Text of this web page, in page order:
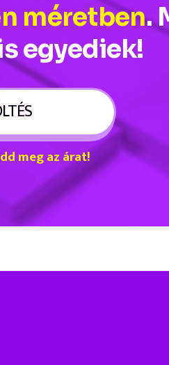
méretben.
egyediek!
meg az árat!